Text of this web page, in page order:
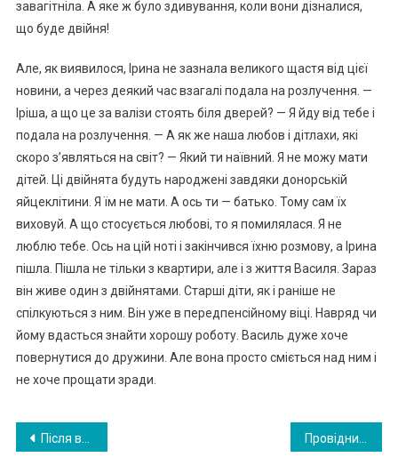
завагітніла. А яке ж було здивування, коли вони дізналися,
що буде двійня!
Але, як виявилося, Ірина не зазнала великого щастя від цієї
новини, а через деякий час взагалі подала на розлучення. —
Іріша, а що це за валізи стоять біля дверей? — Я йду від тебе і
подала на розлучення. — А як же наша любов і дітлахи, які
скоро з’являться на світ? — Який ти наївний. Я не можу мати
дітей. Ці двійнята будуть народжені завдяки донорській
яйцеклітини. Я їм не мати. А ось ти — батько. Тому сам їх
виховуй. А що стосується любові, то я помилялася. Я не
люблю тебе. Ось на цій ноті і закінчився їхню розмову, а Ірина
пішла. Пішла не тільки з квартири, але і з життя Василя. Зараз
він живе один з двійнятами. Старші діти, як і раніше не
спілкуються з ним. Він уже в передпенсійному віці. Навряд чи
йому вдасться знайти хорошу роботу. Василь дуже хоче
повернутися до дружини. Але вона просто сміється над ним і
не хоче прощати зради.
Навигация
Після весілля мого сина я намагалася на вихідні приготувати щось з того, що він любить, коли я прийшла, вдома була тільки невістка; вона сказала, щоб я перестала ходити до них — нехай мій син сам до нас ходить.